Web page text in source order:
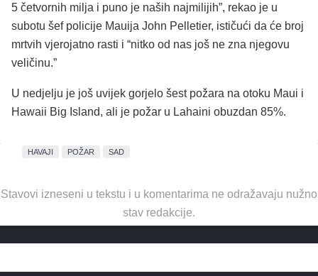
5 četvornih milja i puno je naših najmilijih”, rekao je u
subotu šef policije Mauija John Pelletier, ističući da će broj
mrtvih vjerojatno rasti i “nitko od nas još ne zna njegovu
veličinu.”
U nedjelju je još uvijek gorjelo šest požara na otoku Maui i
Hawaii Big Island, ali je požar u Lahaini obuzdan 85%.
HAVAJI POŽAR SAD
Stavovi izneseni u tekstu i u komentarima ne odražavaju nužno
stav redakcije.